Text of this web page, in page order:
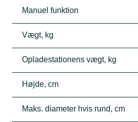
Manuel funktion
Vægt, kg
Opladestationens vægt, kg
Højde, cm
Maks. diameter hvis rund, cm